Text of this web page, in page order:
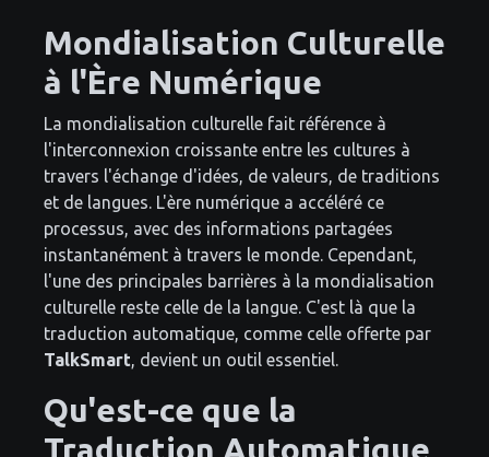
Mondialisation Culturelle
à l'Ère Numérique
La mondialisation culturelle fait référence à
l'interconnexion croissante entre les cultures à
travers l'échange d'idées, de valeurs, de traditions
et de langues. L'ère numérique a accéléré ce
processus, avec des informations partagées
instantanément à travers le monde. Cependant,
l'une des principales barrières à la mondialisation
culturelle reste celle de la langue. C'est là que la
traduction automatique, comme celle offerte par
TalkSmart , devient un outil essentiel.
Qu'est-ce que la
Traduction Automatique